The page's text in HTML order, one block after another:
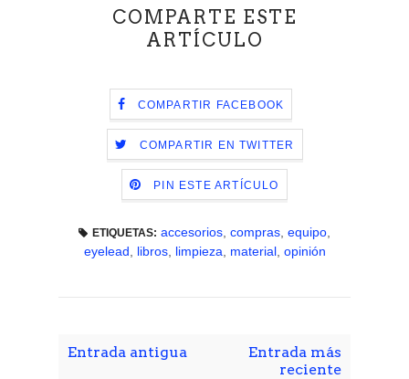
COMPARTE ESTE
ARTÍCULO
COMPARTIR FACEBOOK
COMPARTIR EN TWITTER
PIN ESTE ARTÍCULO
ETIQUETAS: accesorios compras equipo
eyelead
libros, limpieza material, opinión
Entrada más
reciente
Entrada antigua